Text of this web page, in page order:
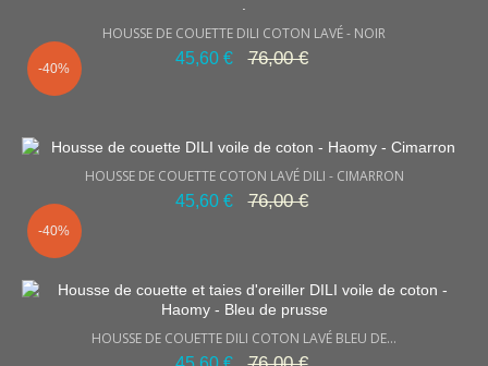
HOUSSE DE COUETTE DILI COTON LAVÉ - NOIR
45,60 €
76,00 €
HOUSSE DE COUETTE COTON LAVÉ DILI - CIMARRON
45,60 €
76,00 €
HOUSSE DE COUETTE DILI COTON LAVÉ BLEU DE...
-40%
-40%